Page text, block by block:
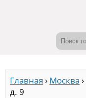
Главная › Москва ›
д. 9